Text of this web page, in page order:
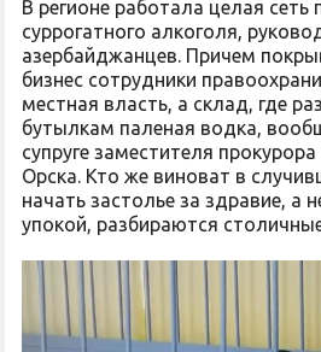
В регионе работала целая сеть
суррогатного алкоголя,
азербайджанцев. Причем
бизнес сотрудники
местная власть, а склад, где
бутылкам паленая водка,
супруге заместителя
Орска. Кто же виноват в
начать застолье за здравие, а
упокой, разбираются